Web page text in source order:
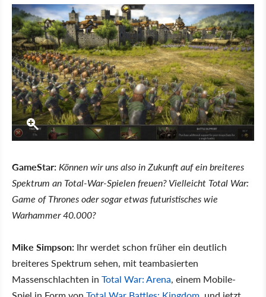
GameStar:Können wir uns also in Zukunft auf ein breiteres
Spektrum an Total-War-Spielen freuen? Vielleicht Total War:
Game of Thrones oder sogar etwas futuristisches wie
Warhammer 40.000?
Mike Simpson: Ihr werdet schon früher ein deutlich
breiteres Spektrum sehen, mit teambasierten
Massenschlachten in Total War: Arena, einem Mobile-